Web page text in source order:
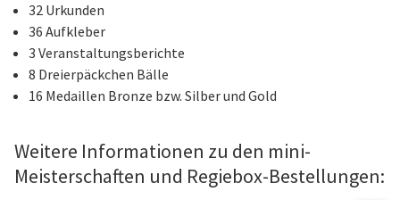
32 Urkunden
36 Aufkleber
3 Veranstaltungsberichte
8 Dreierpäckchen Bälle
16 Medaillen Bronze bzw. Silber und Gold
Weitere Informationen zu den mini-
Meisterschaften und Regiebox-Bestellungen: